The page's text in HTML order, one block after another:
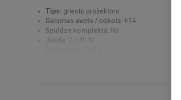
Tips: griestu prožektors
Gaismas avots / cokols: E14
Spuldze komplektā: Nē
2 x 40 W